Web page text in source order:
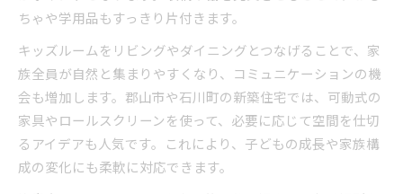
ちゃや学用品もすっきり片付きます。
キッズルームをリビングやダイニングとつなげることで、家
族全員が自然と集まりやすくなり、コミュニケーションの機
会も増加します。郡山市や石川町の新築住宅では、可動式の
家具やロールスクリーンを使って、必要に応じて空間を仕切
るアイデアも人気です。これにより、子どもの成長や家族構
成の変化にも柔軟に対応できます。